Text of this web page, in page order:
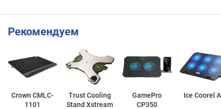
Рекомендуем
Crown CMLC-
1101
Trust Cooling
Stand Xstream
GamePro
CP350
Ice Coorel